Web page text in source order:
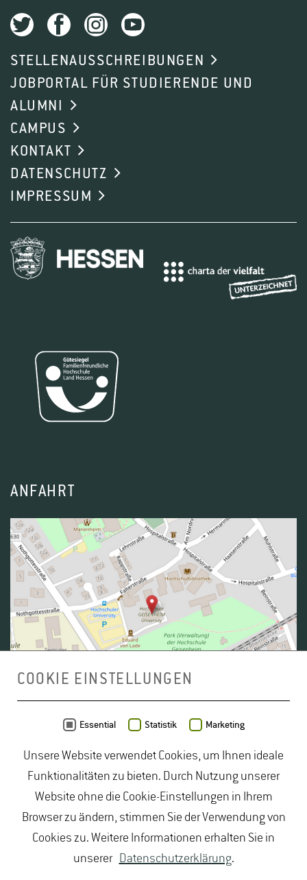
STELLENAUSSCHREIBUNGEN
JOBPORTAL FÜR STUDIERENDE UND
ALUMNI
CAMPUS
KONTAKT
DATENSCHUTZ
IMPRESSUM
ANFAHRT
OpenStreetMap- Veröffentlicht unterODbL
duales Studium Gartenbau| Gartenbau Studium|
Lebensmittelrecht Studium|Lebensmittelsicherheit
Studium| Naturschutz Studium|Oenologie
Studium| Studiengang Logistik|Studiengänge
Lebensmittel |Studiengänge Natur| Studiengänge
COOKIE EINSTELLUNGEN
Essential Statistik Marketing
Unsere Website verwendet Cookies, um Ihnen ideale
Funktionalitäten zu bieten. Durch Nutzung unserer
Website ohne die Cookie-Einstellungen in Ihrem
Browser zu ändern, stimmen Sie der Verwendung von
Cookies zu. Weitere Informationen erhalten Sie in
unserer Datenschutzerklärung.